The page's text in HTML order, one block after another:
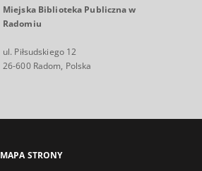
Miejska Biblioteka Publiczna w
Radomiu
ul. Piłsudskiego 12
26-600 Radom, Polska
MAPA STRONY